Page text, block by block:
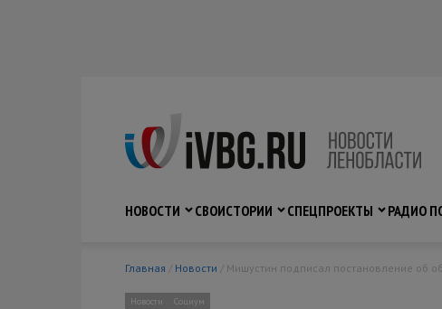
НОВОСТИ
СВОИСТОРИИ СПЕЦПРОЕКТЫ РАДИО
Главная / Новости / Мишустин подписал постановление об
Новости Социум